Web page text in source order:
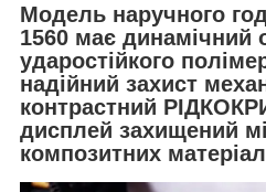
Модель наручного
1560 має динамічний
ударостійкого
надійний захист
контрастний
дисплей захищений
композитних